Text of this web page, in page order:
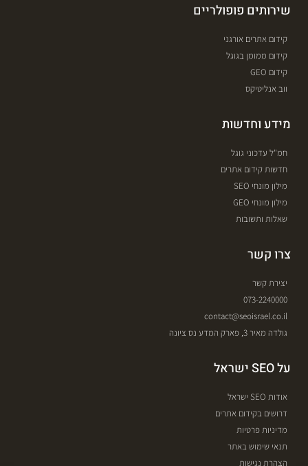
שירותים פופולריים
קידום אתרים אורגני
קידום ממומן בגוגל
קידום GEO
ווב אנליטיקס
מידע וחדשות
חמ"ל עדכוני גוגל
חדשות קידום אתרים
מילון מונחי SEO
מילון מונחי GEO
שאלות ותשובות
צרו קשר
יצירת קשר
073-2240000
contact@seoisrael.co.il
גולדה מאיר 3, פארק המדע נס ציונה
על SEO ישראל
אודות SEO ישראל
דרושים בקידום אתרים
מדיניות פרטיות
תנאי שימוש באתר
הצהרת נגישות